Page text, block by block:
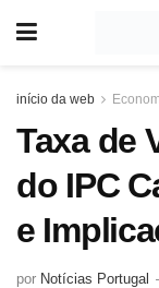
início da web
Taxa de
do IPC
e
por Notícias Portugal